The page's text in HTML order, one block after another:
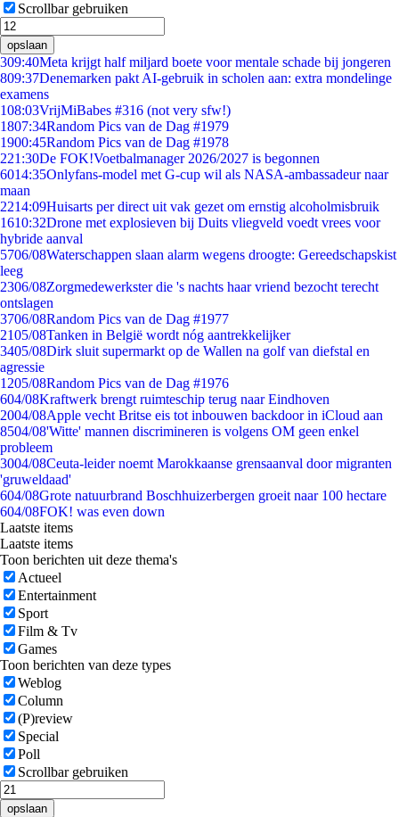
Scrollbar gebruiken
opslaan
309:40Meta krijgt half miljard boete voor mentale schade bij jongeren
809:37Denemarken pakt AI-gebruik in scholen aan: extra mondelinge
examens
108:03VrijMiBabes #316 (not very sfw!)
1807:34Random Pics van de Dag #1979
1900:45Random Pics van de Dag #1978
221:30De FOK!Voetbalmanager 2026/2027 is begonnen
6014:35Onlyfans-model met G-cup wil als NASA-ambassadeur naar
maan
2214:09Huisarts per direct uit vak gezet om ernstig alcoholmisbruik
1610:32Drone met explosieven bij Duits vliegveld voedt vrees voor
hybride aanval
5706/08Waterschappen slaan alarm wegens droogte: Gereedschapskist
leeg
2306/08Zorgmedewerkster die 's nachts haar vriend bezocht terecht
ontslagen
3706/08Random Pics van de Dag #1977
2105/08Tanken in België wordt nóg aantrekkelijker
3405/08Dirk sluit supermarkt op de Wallen na golf van diefstal en
agressie
1205/08Random Pics van de Dag #1976
604/08Kraftwerk brengt ruimteschip terug naar Eindhoven
2004/08Apple vecht Britse eis tot inbouwen backdoor in iCloud aan
8504/08'Witte' mannen discrimineren is volgens OM geen enkel
probleem
3004/08Ceuta-leider noemt Marokkaanse grensaanval door migranten
'gruweldaad'
604/08Grote natuurbrand Boschhuizerbergen groeit naar 100 hectare
604/08FOK! was even down
Laatste items
Laatste items
Toon berichten uit deze thema's
Actueel
Entertainment
Sport
Film & Tv
Games
Toon berichten van deze types
Weblog
Column
(P)review
Special
Poll
Scrollbar gebruiken
opslaan